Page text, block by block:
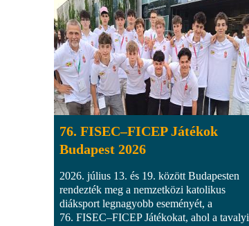
76. FISEC–FICEP Játékok
Budapest 2026
2026. július 13. és 19. között Budapesten
rendezték meg a nemzetközi katolikus
diáksport legnagyobb eseményét, a
76. FISEC–FICEP Játékokat, ahol a tavalyi